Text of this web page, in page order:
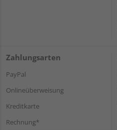
Zahlungsarten
PayPal
Onlineüberweisung
Kreditkarte
Rechnung*